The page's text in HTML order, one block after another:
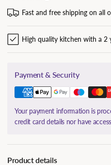
Fast and free shipping on all
High quality kitchen with a 2
Payment & Security
Your payment information is
credit card details nor have
Product details